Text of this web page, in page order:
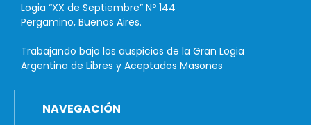
Logia “XX de Septiembre” Nº 144
Pergamino, Buenos Aires.
Trabajando bajo los auspicios de la Gran Logia
Argentina de Libres y Aceptados Masones
NAVEGACIÓN